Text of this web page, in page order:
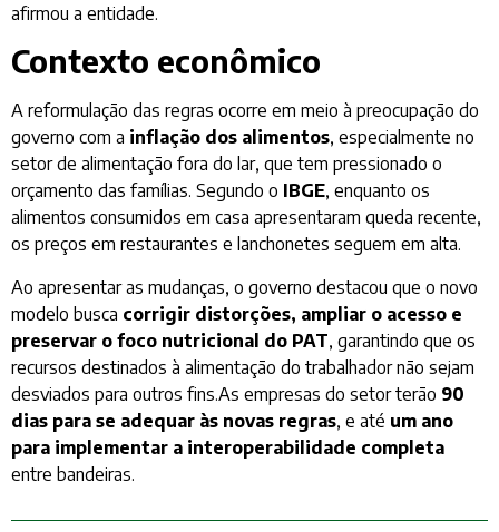
afirmou a entidade.
Contexto econômico
A reformulação das regras ocorre em meio à preocupação do
governo com a inflação dos alimentos, especialmente no
setor de alimentação fora do lar, que tem pressionado o
orçamento das famílias. Segundo o IBGE, enquanto os
alimentos consumidos em casa apresentaram queda recente,
os preços em restaurantes e lanchonetes seguem em alta.
Ao apresentar as mudanças, o governo destacou que o novo
modelo busca corrigir distorções, ampliar o acesso e
preservar o foco nutricional do PAT, garantindo que os
recursos destinados à alimentação do trabalhador não sejam
desviados para outros fins.As empresas do setor terão 90
dias para se adequar às novas regras, e até um ano
para implementar a interoperabilidade completa
entre bandeiras.